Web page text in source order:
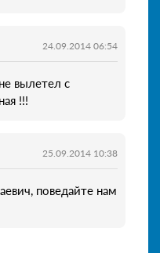
24.09.2014 06:54
вылетел с
!!!
25.09.2014 10:38
поведайте нам